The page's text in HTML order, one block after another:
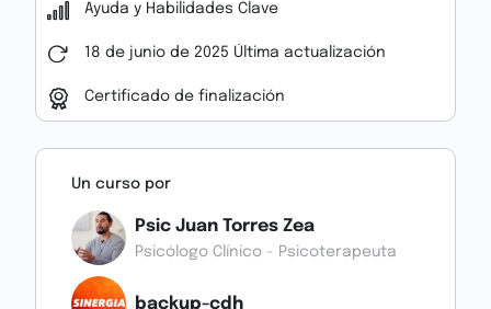
Ayuda y Habilidades Clave
18 de junio de 2025 Última actualización
Certificado de finalización
Un curso por
Psic Juan Torres Zea
Psicólogo Clínico - Psicoterapeuta
backup-cdh